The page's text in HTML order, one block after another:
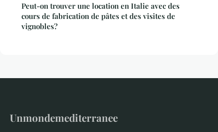
Peut-on trouver une location en Italie avec des
cours de fabrication de pâtes et des visites de
vignobles?
Unmondemediterranee